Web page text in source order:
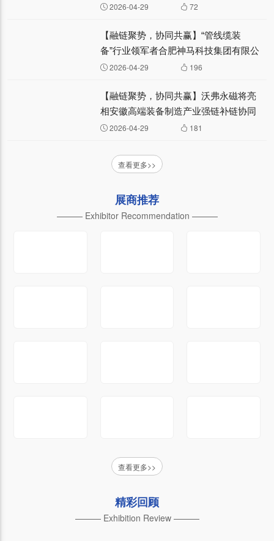
2026-04-29
72
【融链聚势，协同共赢】“管线缆装
备”行业领军者合肥神马科技集团有限公
司将亮相安徽高端装备强链补链协同发
2026-04-29 196
【融链聚势，协同共赢】沃弗永磁将亮
相安徽高端装备制造产业强链补链协同
发展对接会 —— 企业风采④
2026-04-29 181
查看更多>>
展商推荐
——— Exhibitor Recommendation ———
查看更多>>
精彩回顾
——— Exhibition Review ———